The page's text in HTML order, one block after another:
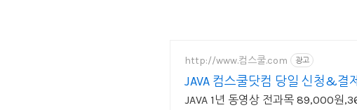
http://www.컴스쿨.com 광고
JAVA 컴스쿨닷컴 당일 신청&결
JAVA 1년 동영상 전과목 89,000원